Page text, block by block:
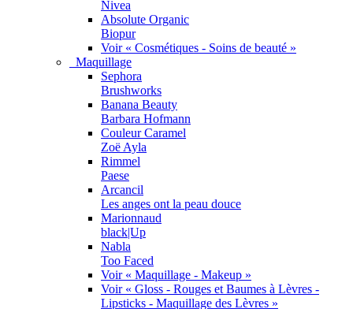
Nivea
Absolute Organic
Biopur
Voir « Cosmétiques - Soins de beauté »
Maquillage
Sephora
Brushworks
Banana Beauty
Barbara Hofmann
Couleur Caramel
Zoë Ayla
Rimmel
Paese
Arcancil
Les anges ont la peau douce
Marionnaud
black|Up
Nabla
Too Faced
Voir « Maquillage - Makeup »
Voir « Gloss - Rouges et Baumes à Lèvres -
Lipsticks - Maquillage des Lèvres »